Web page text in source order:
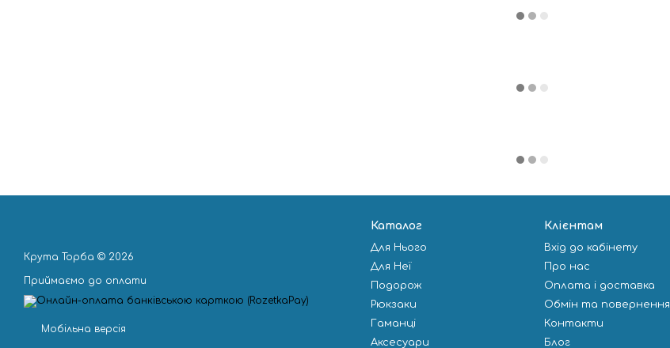
Крута Торба © 2026
Приймаємо до оплати
Мобільна версія
Каталог
Для Нього
Для Неї
Подорож
Рюкзаки
Гаманці
Аксесуари
Клієнтам
Вхід до кабінету
Про нас
Оплата і доставка
Обмін та повернення
Контакти
Блог